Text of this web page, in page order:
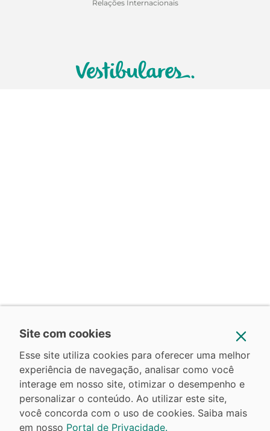
Relações Internacionais
Site com cookies
Esse site utiliza cookies para oferecer uma melhor
experiência de navegação, analisar como você
interage em nosso site, otimizar o desempenho e
personalizar o conteúdo. Ao utilizar este site,
você concorda com o uso de cookies. Saiba mais
em nosso Portal de Privacidade.